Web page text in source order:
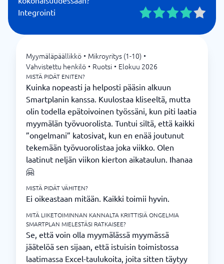
Integrointi
Myymäläpäällikkö • Mikroyritys (1-10) •
Vahvistettu henkilö • Ruotsi • Elokuu 2026
MISTÄ PIDÄT ENITEN?
Kuinka nopeasti ja helposti pääsin alkuun
Smartplanin kanssa. Kuulostaa kliseeltä, mutta
olin todella epätoivoinen työssäni, kun piti laatia
myymälän työvuorolista. Tuntui siltä, että kaikki
”ongelmani” katosivat, kun en enää joutunut
tekemään työvuorolistaa joka viikko. Olen
laatinut neljän viikon kierton aikataulun. Ihanaa
🤗
MISTÄ PIDÄT VÄHITEN?
Ei oikeastaan mitään. Kaikki toimii hyvin.
MITÄ LIIKETOIMINNAN KANNALTA KRIITTISIÄ ONGELMIA
SMARTPLAN MIELESTÄSI RATKAISEE?
Se, että voin olla myymälässä myymässä
jäätelöä sen sijaan, että istuisin toimistossa
laatimassa Excel-taulukoita, joita sitten täytyy